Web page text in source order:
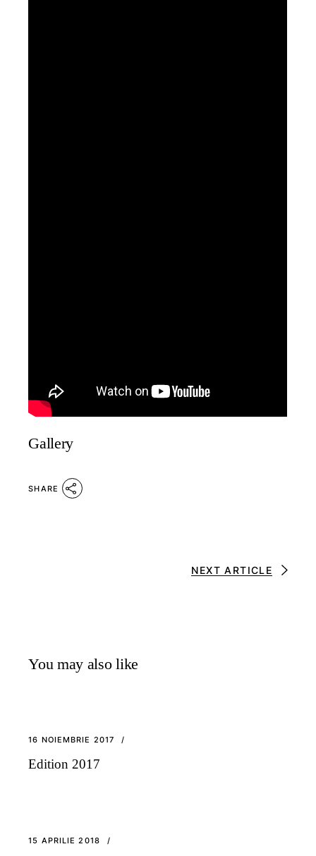
Gallery
SHARE
NEXT ARTICLE
You may also like
16 NOIEMBRIE 2017
Edition 2017
15 APRILIE 2018